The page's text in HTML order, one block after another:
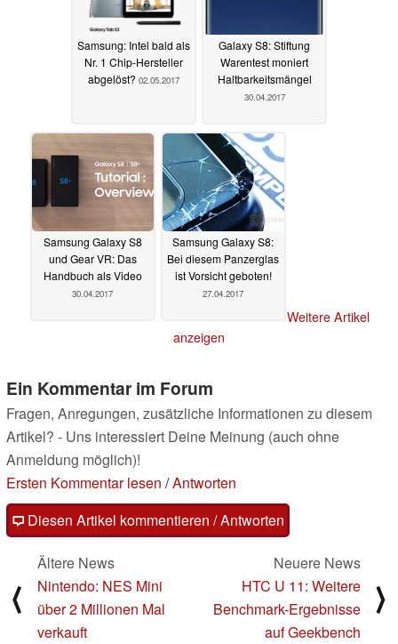
Samsung: Intel bald als
Nr. 1 Chip-Hersteller
abgelöst? 02.05.2017
Galaxy S8: Stiftung
Warentest moniert
Haltbarkeitsmängel
30.04.2017
Samsung Galaxy S8
und Gear VR: Das
Handbuch als Video
30.04.2017
Samsung Galaxy S8:
Bei diesem Panzerglas
ist Vorsicht geboten!
27.04.2017
Weitere Artikel
anzeigen
Ein Kommentar im Forum
Fragen, Anregungen, zusätzliche Informationen zu diesem
Artikel? - Uns interessiert Deine Meinung (auch ohne
Anmeldung möglich)!
Ersten Kommentar lesen /Antworten
Diesen Artikel kommentieren / Antworten
⟨
Ältere News
Nintendo: NES Mini
über 2 Millionen Mal
verkauft
Neuere News
HTC U 11: Weitere
Benchmark-Ergebnisse
auf Geekbench
⟩